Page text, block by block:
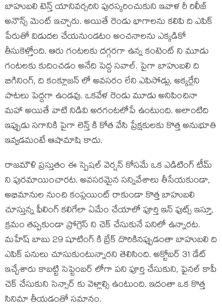
బాహుబలి టెన్త్ యానివర్సరిని పురస్కరించుకుని ఇవాళ రీ రిలీజ్
అనౌన్స్ మెంట్ ఇచ్చారు. అయితే రెండు భాగాలను కలిపి ది ఎపిక్
పేరుతో విడుదల చేయనుండటం అంచనాలను ఎక్కడికో
తీసుకెళ్తోంది. ఆరు గంటలకు దగ్గరగా ఉన్న కంటెంట్ ని మూడు
గంటలకు కుదించడం అనేది పెద్ద సవాల్. పైగా బాహుబలి ది
బిగినింగ్, ది కంక్లూజన్ లో అవసరం లేని ఎపిసోడ్లు, అక్కర్లేని
పాటలు పెద్దగా ఉండవు. ఒకవేళ రెండు మూడు అనిపించినా
మహా అయితే వాటి నిడివి అరగంటలోపే ఉంటుంది. అలాంటిది
ఇప్పుడు సగానికి పైగా లెన్త్ కి కోత వేసి ప్రేక్షకులకు కొత్త అనుభూతి
ఇవ్వడమంటే ఆషామాషి కాదు.
రాజమౌళి ప్రస్తుతం ఈ స్పెషల్ వెర్షన్ కోసమే ఒక ఎడిటింగ్ టీమ్
ని పురమాయించారట. అవసరమైన సన్నివేశాలు తీసేయకుండా,
అభిమానుల నుంచి కంప్లయింట్ రాకుండా కొత్త బాహుబలి
చూస్తున్న ఫీలింగ్ కలిగేలా ఏమేం చేయాలో పూర్తి ఇన్ ఫుట్స్ ఇస్తూ,
క్రమం తప్పకుండా ప్రోగ్రెస్ ని చెక్ చేసుకునే పనిలో ఉన్నారట.
మహేష్ బాబు 29 షూటింగ్ కి బ్రేక్ దొరికినప్పుడంతా బాహుబలి ది
ఎపిక్ పనులు చూసుకుంటున్నారని తెలిసింది. అక్టోబర్ 31 డేట్
ఇచ్చేశారు కాబట్టి సెప్టెంబర్ లోగా పని పూర్తి చేసుకుని, ఫైనల్ కాపీ
చెక్ చేసుకుని సెన్సార్ కు వెళ్లాల్సి ఉంటుంది. ఇదంతా ఒక కొత్త
సినిమా తీయడంతో సమానం.